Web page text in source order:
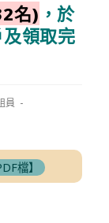
名) ，於
領取完
員
檔】